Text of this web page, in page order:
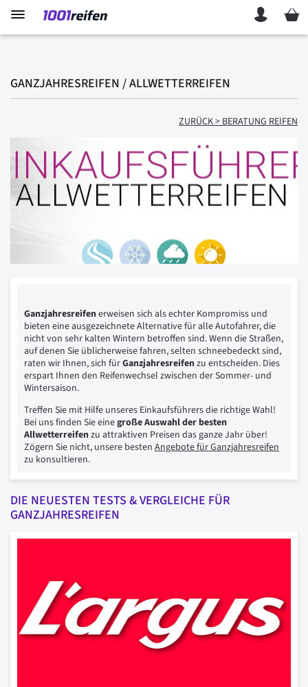
Mein
GANZJAHRESREIFEN / ALLWETTERREIFEN
ZURÜCK > BERATUNG REIFEN
Ganzjahresreifenerweisen sich als echter Kompromiss und
bieten eine ausgezeichnete Alternative für alle Autofahrer, die
nicht von sehr kalten Wintern betroffen sind. Wenn die Straßen,
auf denen Sie üblicherweise fahren, selten schneebedeckt sind,
raten wir Ihnen, sich fürGanzjahresreifenzu entscheiden. Dies
erspart Ihnen den Reifenwechsel zwischen der Sommer- und
Wintersaison.
Treffen Sie mit Hilfe unseres Einkaufsführers die richtige Wahl!
Bei uns finden Sie einegroße Auswahl der besten
Allwetterreifenzu attraktiven Preisen das ganze Jahr über!
Zögern Sie nicht, unsere besten Angebote für Ganzjahresreifen
zu konsultieren.
DIE NEUESTEN TESTS & VERGLEICHE FÜR
GANZJAHRESREIFEN